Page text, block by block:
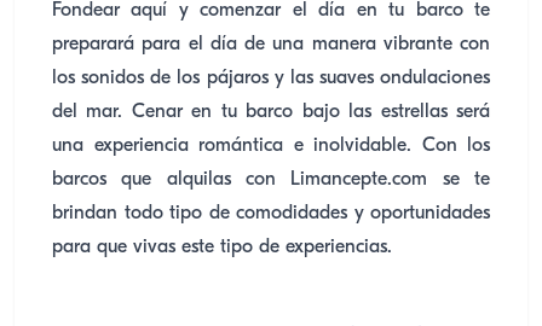
Fondear aquí y comenzar el día en tu barco te
preparará para el día de una manera vibrante con
los sonidos de los pájaros y las suaves ondulaciones
del mar. Cenar en tu barco bajo las estrellas será
una experiencia romántica e inolvidable. Con los
barcos que alquilas con Limancepte.com se te
brindan todo tipo de comodidades y oportunidades
para que vivas este tipo de experiencias.